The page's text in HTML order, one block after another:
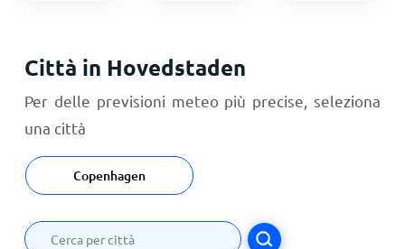
Città in Hovedstaden
Per delle previsioni meteo più precise, seleziona
una città
Copenhagen